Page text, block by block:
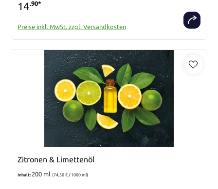
14.90*
Preise inkl. MwSt. zzgl. Versandkosten
Zitronen & Limettenöl
Inhalt: 200 ml (74,50 € / 1000 ml)